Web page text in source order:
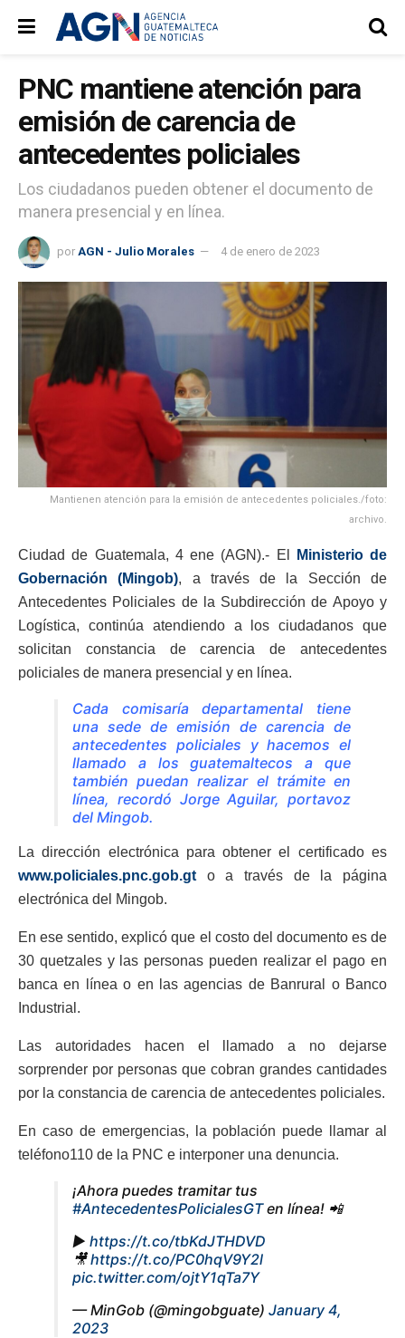
PNC mantiene atención para
emisión de carencia de
antecedentes policiales
Los ciudadanos pueden obtener el documento de
manera presencial y en línea.
por AGN - Julio Morales 4 de enero de 2023
Mantienen atención para la emisión de antecedentes policiales./foto:
archivo.
Ciudad de Guatemala, 4 ene (AGN).- El
Ministerio de
Gobernación (Mingob), a través de la Sección de
Antecedentes Policiales de la Subdirección de Apoyo y
Logística, continúa atendiendo a los ciudadanos que
solicitan constancia de carencia de antecedentes
policiales de manera presencial y en línea.
Cada comisaría departamental tiene
una sede de emisión de carencia de
antecedentes policiales y hacemos el
llamado a los guatemaltecos a que
también puedan realizar el trámite en
línea, recordó Jorge Aguilar, portavoz
del Mingob.
La dirección electrónica para obtener el certificado es
www.policiales.pnc.gob.gt o a través de la página
electrónica del Mingob.
En ese sentido, explicó que el costo del documento es de
30 quetzales y las personas pueden realizar el pago en
banca en línea o en las agencias de Banrural o Banco
Industrial.
Las autoridades hacen el llamado a no dejarse
sorprender por personas que cobran grandes cantidades
por la constancia de carencia de antecedentes policiales.
En caso de emergencias, la población puede llamar al
teléfono110 de la PNC e interponer una denuncia.
¡Ahora puedes tramitar tus
#AntecedentesPolicialesGTen línea! 📲
▶️ https://t.co/tbKdJTHDVD
🎥https://t.co/PC0hqV9Y2l
pic.twitter.com/ojtY1qTa7Y
— MinGob (@mingobguate) January 4,
2023